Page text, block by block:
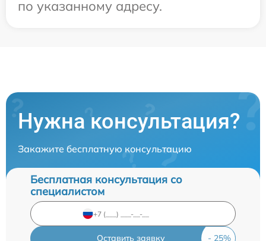
по указанному адресу.
Нужна консультация?
Закажите бесплатную консультацию
Бесплатная консультация со
специалистом
Оставить заявку